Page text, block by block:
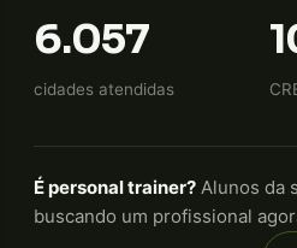
6.057
cidades atendidas
É personal trainer? Alunos da
buscando um profissional